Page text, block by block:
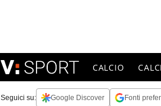
CALCIO
Seguici su: Google Discover Fonti